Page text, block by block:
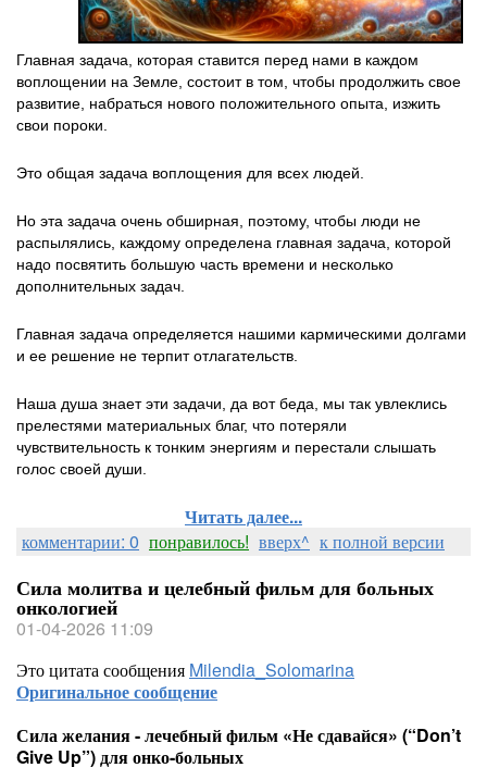
Главная задача, которая ставится перед нами в каждом
воплощении на Земле, состоит в том, чтобы продолжить свое
развитие, набраться нового положительного опыта, изжить
свои пороки.
Это общая задача воплощения для всех людей.
Но эта задача очень обширная, поэтому, чтобы люди не
распылялись, каждому определена главная задача, которой
надо посвятить большую часть времени и несколько
дополнительных задач.
Главная задача определяется нашими кармическими долгами
и ее решение не терпит отлагательств.
Наша душа знает эти задачи, да вот беда, мы так увлеклись
прелестями материальных благ, что потеряли
чувствительность к тонким энергиям и перестали слышать
голос своей души.
Читать далее...
комментарии: 0 понравилось! вверх^ к полной версии
Сила молитва и целебный фильм для больных
онкологией
01-04-2026 11:09
Это цитата сообщения Milendia_Solomarina
Оригинальное сообщение
Сила желания - лечебный фильм «Не сдавайся» (“Don’t
Give Up”) для онко-больных